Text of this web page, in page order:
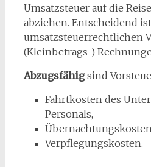
Umsatzsteuer auf die
abziehen. Entscheidend
umsatzsteuerrechtlichen
(Kleinbetrags-)
Abzugsfähigsind
Fahrtkosten des
Personals,
Verpflegungskosten.